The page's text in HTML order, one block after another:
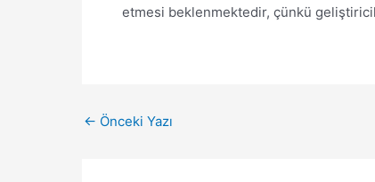
etmesi beklenmektedir, çünkü
Yazı
← Önceki Yazı